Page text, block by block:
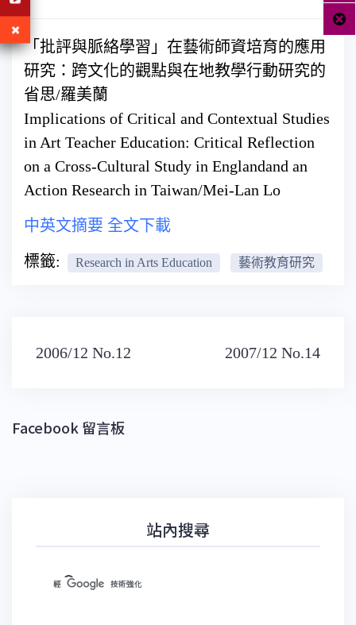
「批評與脈絡學習」在藝術師資培育的應用
研究：跨文化的觀點與在地教學行動研究的
省思/羅美蘭
Implications of Critical and Contextual Studies
in Art Teacher Education: Critical Reflection
on a Cross-Cultural Study in Englandand an
Action Research in Taiwan/Mei-Lan Lo
中英文摘要 全文下載
標籤: Research in Arts Education 藝術教育研究
文
章
2006/12 No.12 2007/12 No.14
Facebook 留言板
站內搜尋